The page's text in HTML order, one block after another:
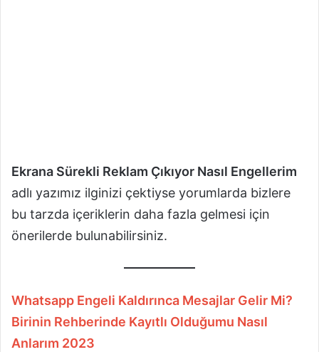
Ekrana Sürekli Reklam Çıkıyor Nasıl Engellerim
adlı yazımız ilginizi çektiyse yorumlarda bizlere
bu tarzda içeriklerin daha fazla gelmesi için
önerilerde bulunabilirsiniz.
Whatsapp Engeli Kaldırınca Mesajlar Gelir Mi?
Birinin Rehberinde Kayıtlı Olduğumu Nasıl
Anlarım 2023